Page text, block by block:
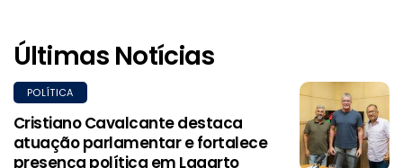
Últimas Notícias
POLÍTICA
Cristiano Cavalcante destaca
atuação parlamentar e fortalece
presença política em Lagarto